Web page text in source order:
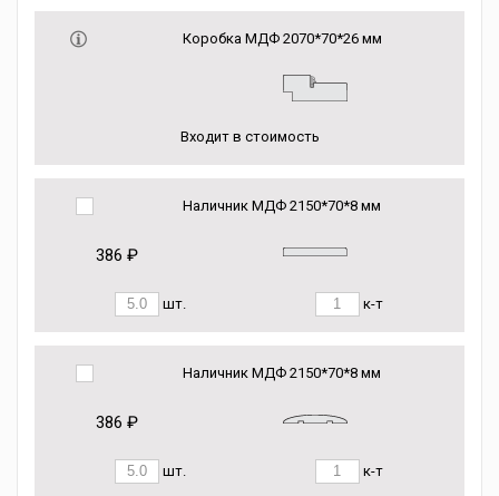
Коробка МДФ 2070*70*26 мм
Входит в стоимость
Наличник МДФ 2150*70*8 мм
386 ₽
шт. к-т
Наличник МДФ 2150*70*8 мм
386 ₽
шт. к-т